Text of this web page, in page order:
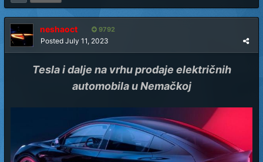
neshaoct 9792
Posted July 11, 2023
Tesla i dalje na vrhu prodaje električnih
automobila u Nemačkoj